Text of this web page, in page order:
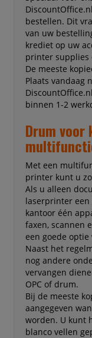
bestellen. Dit
van uw
krediet op uw
printer supplies
De meeste
Plaats vandaag
binnen 1-2
Drum
Met een
printer kunt u
Als u alleen
laserprinter een
kantoor één
faxen, scannen
een goede
Naast het
nog andere
vervangen
OPC of drum.
Bij de meeste
aangegeven
worden. U kunt
blanco vellen